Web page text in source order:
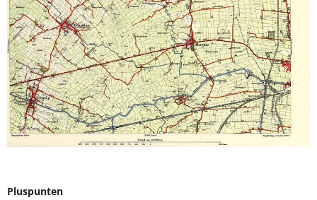
Pluspunten